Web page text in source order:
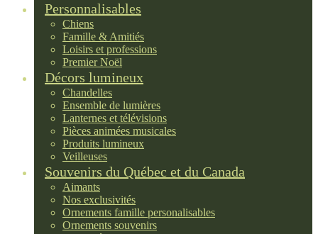
Personnalisables
Chiens
Famille & Amitiés
Loisirs et professions
Premier Noël
Décors lumineux
Chandelles
Ensemble de lumières
Lanternes et télévisions
Pièces animées musicales
Produits lumineux
Veilleuses
Souvenirs du Québec et du Canada
Aimants
Nos exclusivités
Ornements famille personalisables
Ornements souvenirs